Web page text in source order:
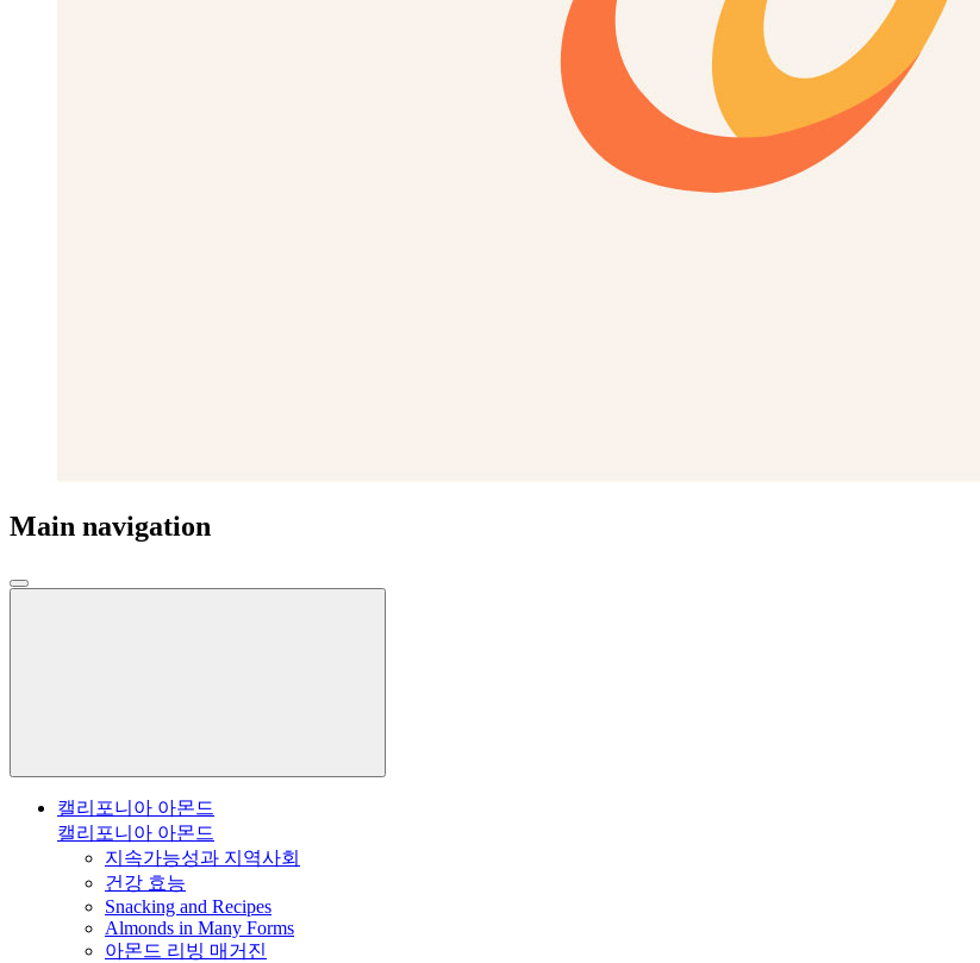
Main navigation
캘리포니아 아몬드
캘리포니아 아몬드
지속가능성과 지역사회
건강 효능
Snacking and Recipes
Almonds in Many Forms
아몬드 리빙 매거진